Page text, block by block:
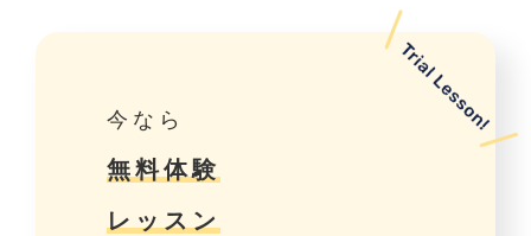
今なら
無料体験
レッスン